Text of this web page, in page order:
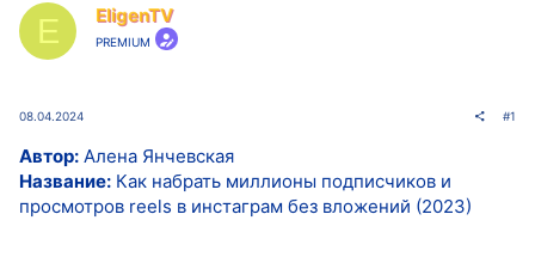
а
E EligenTV
PREMIUM
08.04.2024 #1
Автор: Алена Янчевская
Название: Как набрать миллионы подписчиков и
просмотров reels в инстаграм без вложений (2023)